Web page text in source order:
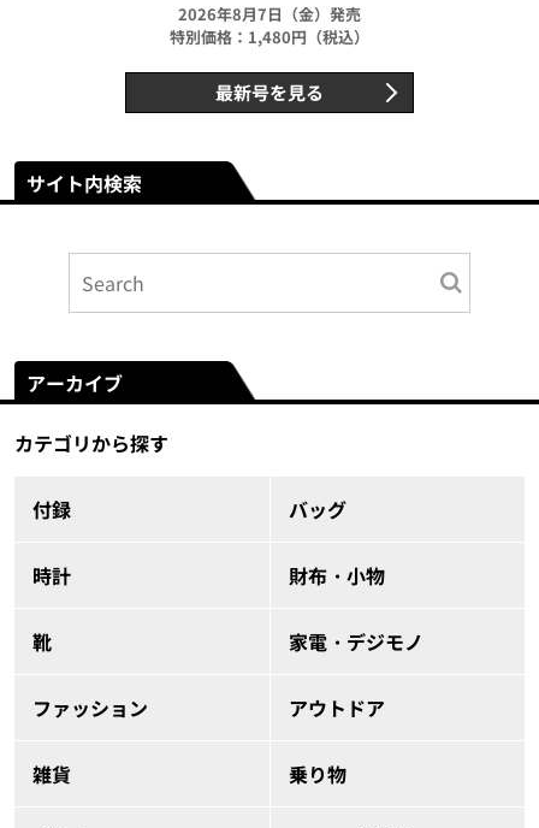
2026年8月7日（金）発売
特別価格：1,480円（税込）
最新号を見る
サイト内検索
アーカイブ
カテゴリから探す
付録 バッグ
時計 財布・小物
靴 家電・デジモノ
ファッション アウトドア
雑貨 乗り物